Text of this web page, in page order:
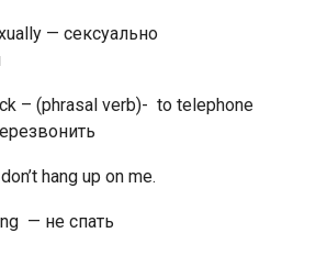
— сексуально
– (phrasal verb)- to telephone
hang up on me.
— не спать